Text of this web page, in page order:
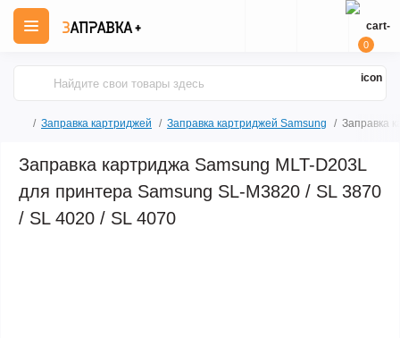
0
Заправка картриджей Заправка картриджей Samsung Заправка
Заправка картриджа Samsung MLT-D203L
для принтера Samsung SL-M3820 / SL 3870
/ SL 4020 / SL 4070